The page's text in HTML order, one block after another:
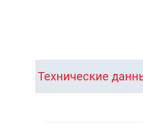
Технические